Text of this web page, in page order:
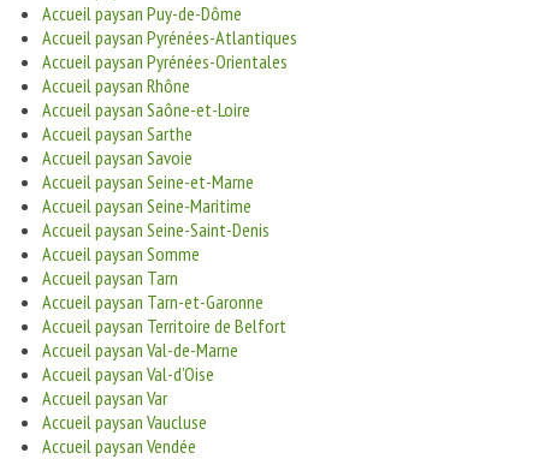
Accueil paysan Puy-de-Dôme
Accueil paysan Pyrénées-Atlantiques
Accueil paysan Pyrénées-Orientales
Accueil paysan Rhône
Accueil paysan Saône-et-Loire
Accueil paysan Sarthe
Accueil paysan Savoie
Accueil paysan Seine-et-Marne
Accueil paysan Seine-Maritime
Accueil paysan Seine-Saint-Denis
Accueil paysan Somme
Accueil paysan Tarn
Accueil paysan Tarn-et-Garonne
Accueil paysan Territoire de Belfort
Accueil paysan Val-de-Marne
Accueil paysan Val-d’Oise
Accueil paysan Var
Accueil paysan Vaucluse
Accueil paysan Vendée